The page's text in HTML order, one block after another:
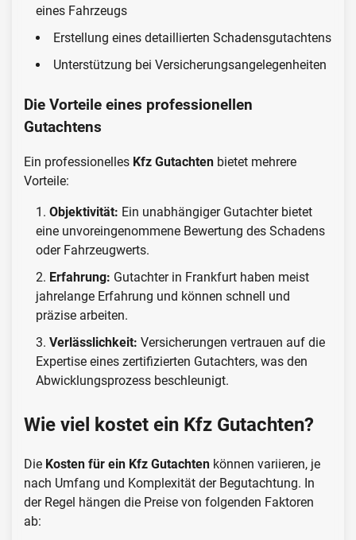
eines Fahrzeugs
Erstellung eines detaillierten Schadensgutachtens
Unterstützung bei Versicherungsangelegenheiten
Die Vorteile eines professionellen
Gutachtens
Ein professionelles Kfz Gutachten bietet mehrere
Vorteile:
Objektivität: Ein unabhängiger Gutachter bietet
eine unvoreingenommene Bewertung des Schadens
oder Fahrzeugwerts.
Erfahrung: Gutachter in Frankfurt haben meist
jahrelange Erfahrung und können schnell und
präzise arbeiten.
Verlässlichkeit: Versicherungen vertrauen auf die
Expertise eines zertifizierten Gutachters, was den
Abwicklungsprozess beschleunigt.
Wie viel kostet ein Kfz Gutachten?
Die Kosten für ein Kfz Gutachten können variieren, je
nach Umfang und Komplexität der Begutachtung. In
der Regel hängen die Preise von folgenden Faktoren
ab: